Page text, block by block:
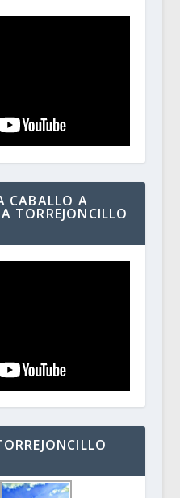
CABALLO A
TORREJONCILLO